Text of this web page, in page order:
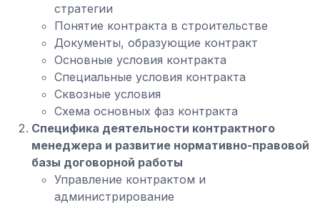
стратегии
Понятие контракта в строительстве
Документы, образующие контракт
Основные условия контракта
Специальные условия контракта
Сквозные условия
Схема основных фаз контракта
Специфика деятельности контрактного
менеджера и развитие нормативно-правовой
базы договорной работы
Управление контрактом и
администрирование